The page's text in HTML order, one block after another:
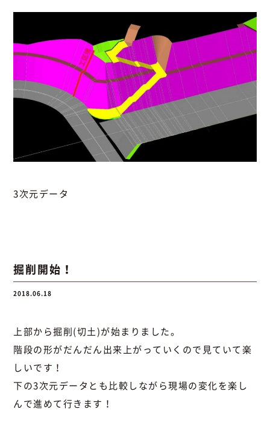
3次元データ
掘削開始！
2018.06.18
上部から掘削(切土)が始まりました。
階段の形がだんだん出来上がっていくので見ていて楽
しいです！
下の3次元データとも比較しながら現場の変化を楽し
んで進めて行きます！